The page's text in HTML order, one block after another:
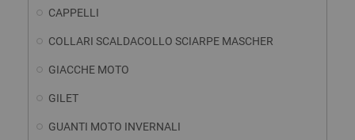
CAPPELLI
COLLARI SCALDACOLLO SCIARPE MASCHER
GIACCHE MOTO
GILET
GUANTI MOTO INVERNALI